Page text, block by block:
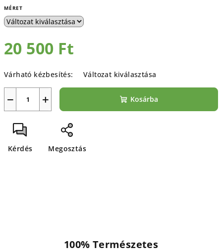
MÉRET
20 500 Ft
Várható kézbesítés:
Változat kiválasztása
+
− Kosárba
Kérdés Megosztás
100% Természetes